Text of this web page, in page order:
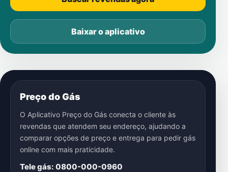
Baixar o aplicativo
Preço do Gás
O Aplicativo Preço do Gás conecta o cliente às
revendas que atendem seu endereço, ajudando a
comparar opções de preço e entrega para pedir gás
online com mais praticidade.
Tele gás: 0800-000-0960